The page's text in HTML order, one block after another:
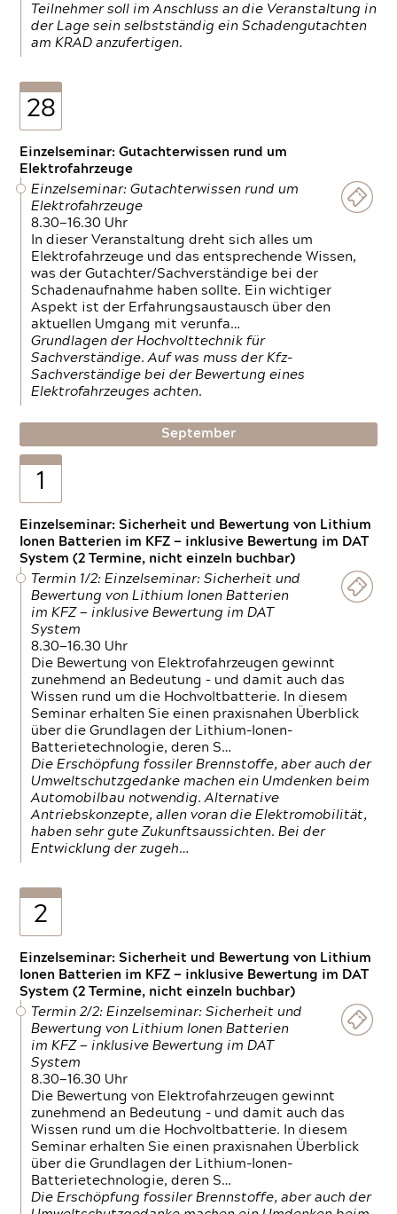
Teilnehmer soll im Anschluss an die Veranstaltung in
der Lage sein selbstständig ein Schadengutachten
am KRAD anzufertigen.
28
Einzelseminar: Gutachterwissen rund um
Elektrofahrzeuge
Einzelseminar: Gutachterwissen rund um
Elektrofahrzeuge
8.30—16.30 Uhr
In dieser Veranstaltung dreht sich alles um
Elektrofahrzeuge und das entsprechende Wissen,
was der Gutachter/Sachverständige bei der
Schadenaufnahme haben sollte. Ein wichtiger
Aspekt ist der Erfahrungsaustausch über den
aktuellen Umgang mit verunfa…
Grundlagen der Hochvolttechnik für
Sachverständige. Auf was muss der Kfz-
Sachverständige bei der Bewertung eines
Elektrofahrzeuges achten.
September
1
Einzelseminar: Sicherheit und Bewertung von Lithium
Ionen Batterien im KFZ — inklusive Bewertung im DAT
System (2 Termine, nicht einzeln buchbar)
Termin 1/2: Einzelseminar: Sicherheit und
Bewertung von Lithium Ionen Batterien
im KFZ — inklusive Bewertung im DAT
System
8.30—16.30 Uhr
Die Bewertung von Elektrofahrzeugen gewinnt
zunehmend an Bedeutung – und damit auch das
Wissen rund um die Hochvoltbatterie. In diesem
Seminar erhalten Sie einen praxisnahen Überblick
über die Grundlagen der Lithium-Ionen-
Batterietechnologie, deren S…
Die Erschöpfung fossiler Brennstoffe, aber auch der
Umweltschutzgedanke machen ein Umdenken beim
Automobilbau notwendig. Alternative
Antriebskonzepte, allen voran die Elektromobilität,
haben sehr gute Zukunftsaussichten. Bei der
Entwicklung der zugeh…
2
Einzelseminar: Sicherheit und Bewertung von Lithium
Ionen Batterien im KFZ — inklusive Bewertung im DAT
System (2 Termine, nicht einzeln buchbar)
Termin 2/2: Einzelseminar: Sicherheit und
Bewertung von Lithium Ionen Batterien
im KFZ — inklusive Bewertung im DAT
System
8.30—16.30 Uhr
Die Bewertung von Elektrofahrzeugen gewinnt
zunehmend an Bedeutung – und damit auch das
Wissen rund um die Hochvoltbatterie. In diesem
Seminar erhalten Sie einen praxisnahen Überblick
über die Grundlagen der Lithium-Ionen-
Batterietechnologie, deren S…
Die Erschöpfung fossiler Brennstoffe, aber auch der